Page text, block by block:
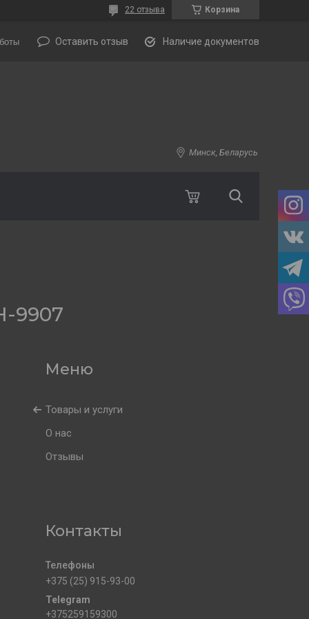
Корзина
22 отзыва
Оставить отзыв Наличие документов
Минск, Беларусь
9907
Товары и услуги
О нас
Отзывы
Контакты
+375 (25) 915-93-00
+375259159300